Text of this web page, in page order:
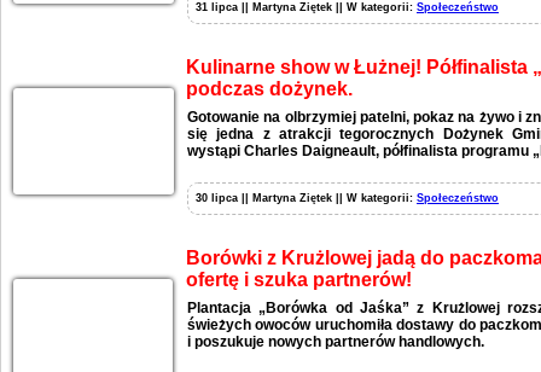
31 lipca || Martyna Ziętek || W kategorii: Społeczeństwo
Kulinarne show w Łużnej! Półfinalista
podczas dożynek.
Gotowanie na olbrzymiej patelni, pokaz na żywo i
się jedna z atrakcji tegorocznych Dożynek
wystąpi Charles Daigneault, półfinalista programu
30 lipca || Martyna Ziętek || W kategorii: Społeczeństwo
Borówki z Krużlowej jadą do
ofertę i szuka partnerów!
Plantacja „Borówka od Jaśka” z Krużlowej
świeżych owoców uruchomiła dostawy do
i poszukuje nowych partnerów handlowych.